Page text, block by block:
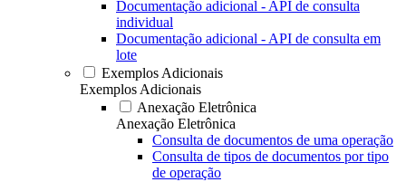
Documentação adicional - API de consulta
individual
Documentação adicional - API de consulta em
lote
Exemplos Adicionais
Exemplos Adicionais
Anexação Eletrônica
Anexação Eletrônica
Consulta de documentos de uma operação
Consulta de tipos de documentos por tipo
de operação